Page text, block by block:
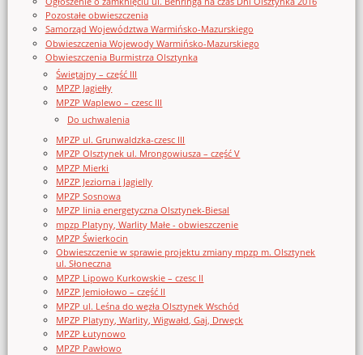
Pozostałe obwieszczenia
Samorząd Województwa Warmińsko-Mazurskiego
Obwieszczenia Wojewody Warmińsko-Mazurskiego
Obwieszczenia Burmistrza Olsztynka
Świętajny – część III
MPZP Jagiełły
MPZP Waplewo – czesc III
Do uchwalenia
MPZP ul. Grunwaldzka-czesc III
MPZP Olsztynek ul. Mrongowiusza – część V
MPZP Mierki
MPZP Jeziorna i Jagielly
MPZP Sosnowa
MPZP linia energetyczna Olsztynek-Biesal
mpzp Platyny, Warlity Małe - obwieszczenie
MPZP Świerkocin
Obwieszczenie w sprawie projektu zmiany mpzp m. Olsztynek
ul. Słoneczna
MPZP Lipowo Kurkowskie – czesc II
MPZP Jemiołowo – część II
MPZP ul. Leśna do węzła Olsztynek Wschód
MPZP Platyny, Warlity, Wigwałd, Gaj, Drwęck
MPZP Łutynowo
MPZP Pawłowo